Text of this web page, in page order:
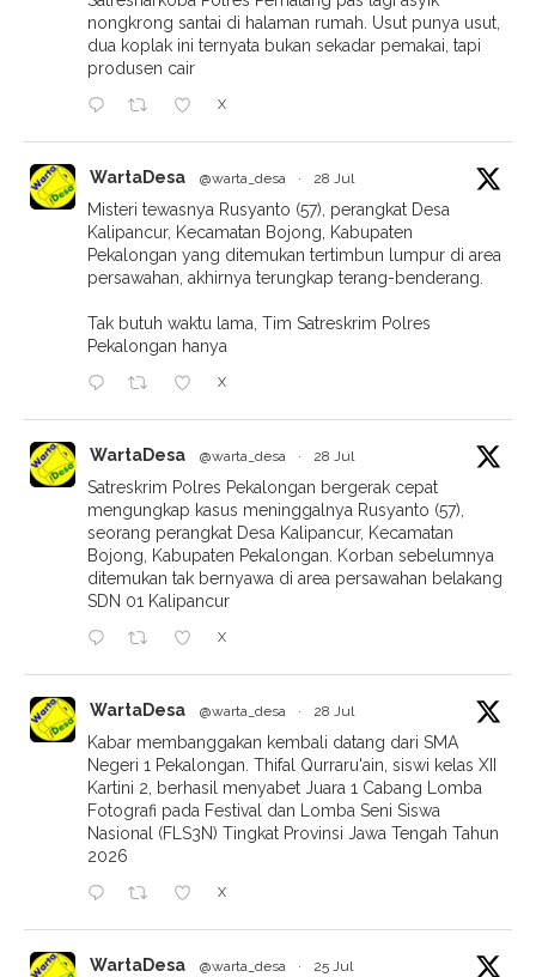
nongkrong santai di halaman rumah. Usut punya usut,
dua koplak ini ternyata bukan sekadar pemakai, tapi
produsen cair
X
WartaDesa @warta_desa · 28 Jul
Misteri tewasnya Rusyanto (57), perangkat Desa
Kalipancur, Kecamatan Bojong, Kabupaten
Pekalongan yang ditemukan tertimbun lumpur di area
persawahan, akhirnya terungkap terang-benderang.
Tak butuh waktu lama, Tim Satreskrim Polres
Pekalongan hanya
X
WartaDesa @warta_desa · 28 Jul
Satreskrim Polres Pekalongan bergerak cepat
mengungkap kasus meninggalnya Rusyanto (57),
seorang perangkat Desa Kalipancur, Kecamatan
Bojong, Kabupaten Pekalongan. Korban sebelumnya
ditemukan tak bernyawa di area persawahan belakang
SDN 01 Kalipancur
X
WartaDesa @warta_desa · 28 Jul
Kabar membanggakan kembali datang dari SMA
Negeri 1 Pekalongan. Thifal Qurraru'ain, siswi kelas XII
Kartini 2, berhasil menyabet Juara 1 Cabang Lomba
Fotografi pada Festival dan Lomba Seni Siswa
Nasional (FLS3N) Tingkat Provinsi Jawa Tengah Tahun
2026
X
WartaDesa @warta_desa · 25 Jul